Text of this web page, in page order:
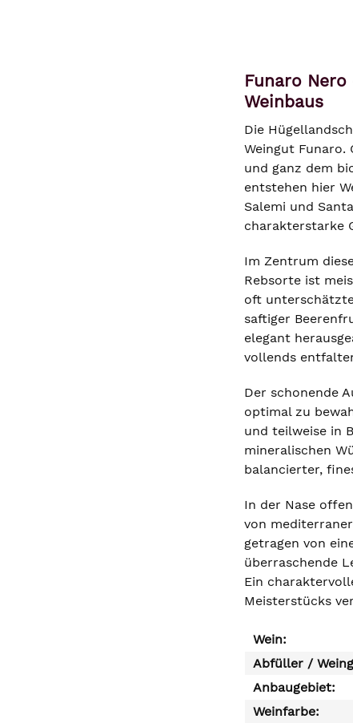
Funaro
Weinbaus
Die
Weingut Funaro.
und ganz dem
entstehen hier
Salemi und
charakterstarke
Im Zentrum
Rebsorte ist
oft
saftiger
elegant
vollends
Der schonende
optimal zu
und teilweise in
mineralischen
balancierter,
In der Nase
von
getragen von
überraschende
Ein
Meisterstücks
Wein:
Abfüller /
Anbaugebiet:
Weinfarbe: